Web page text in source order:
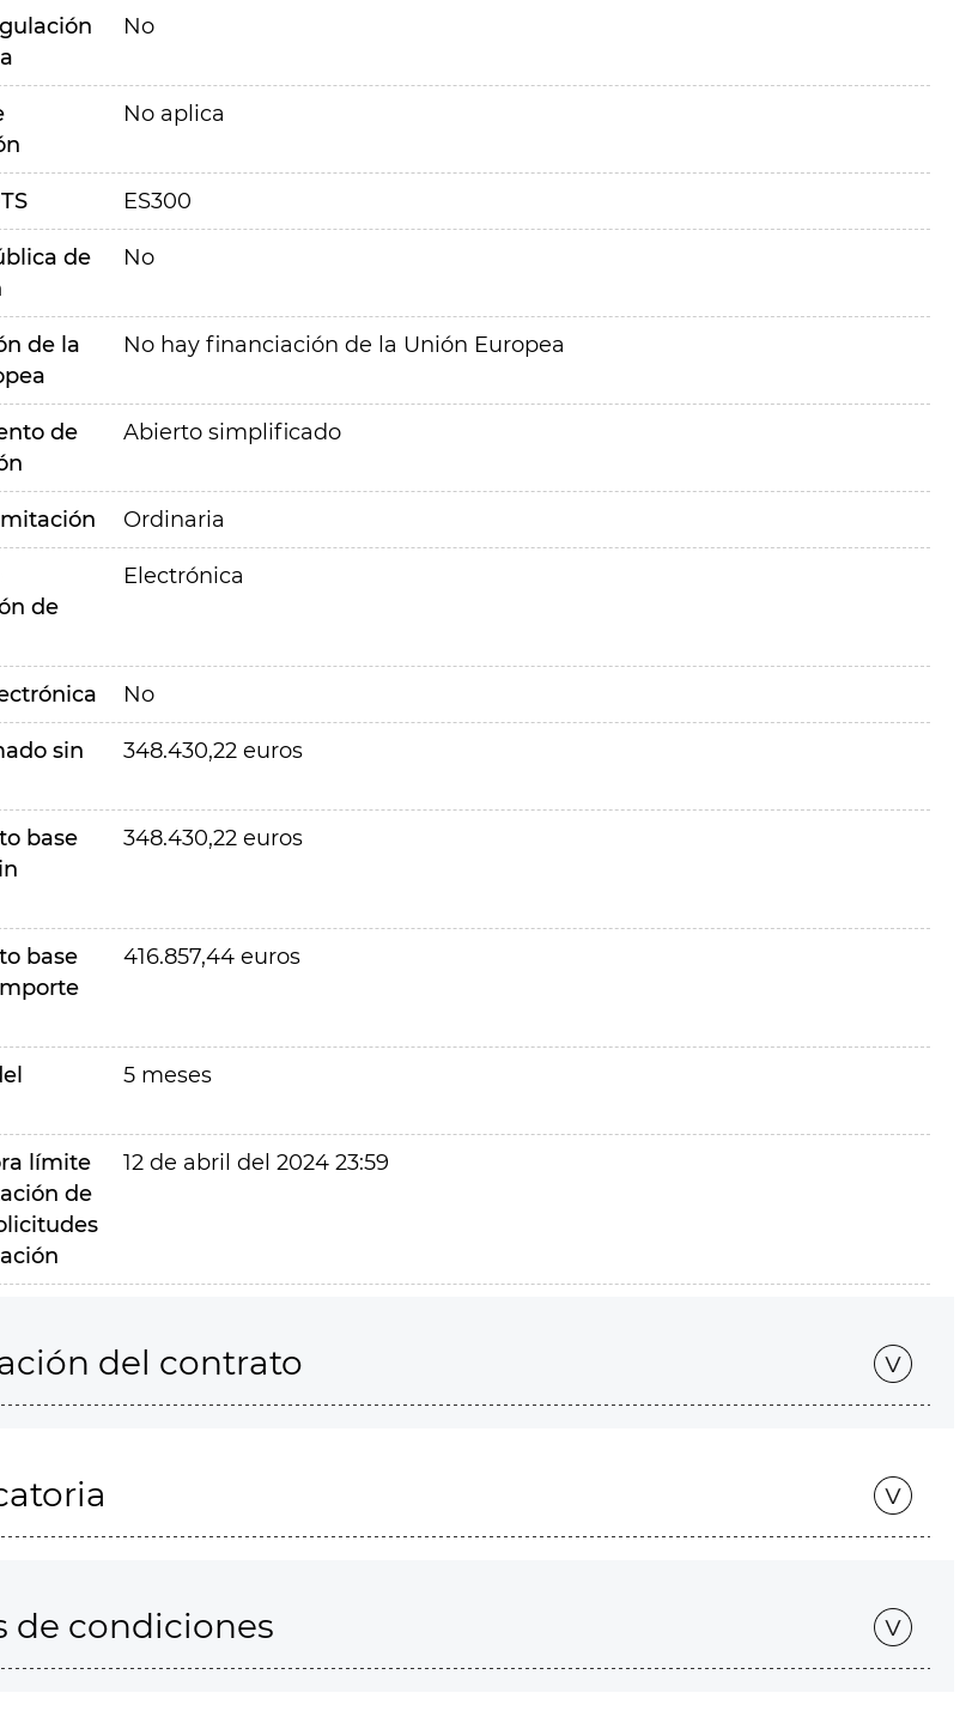
No
No aplica
ES300
de
No
de la
No hay financiación de la Unión Europea
de
Abierto simplificado
Ordinaria
de
Electrónica
No
sin
348.430,22 euros
base
348.430,22 euros
base
416.857,44 euros
5 meses
límite
de
12 de abril del 2024 23:59
del contrato
de condiciones